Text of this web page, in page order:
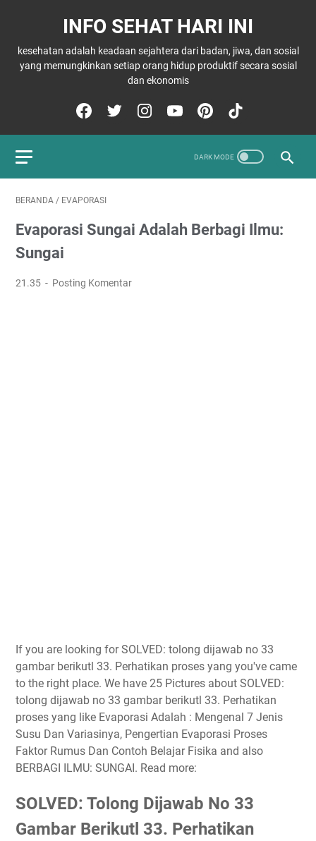
INFO SEHAT HARI INI
kesehatan adalah keadaan sejahtera dari badan, jiwa, dan sosial
yang memungkinkan setiap orang hidup produktif secara sosial
dan ekonomis
BERANDA / EVAPORASI
Evaporasi Sungai Adalah Berbagi Ilmu:
Sungai
21.35 Posting Komentar
If you are looking for SOLVED: tolong dijawab no 33
gambar berikutl 33. Perhatikan proses yang you've came
to the right place. We have 25 Pictures about SOLVED:
tolong dijawab no 33 gambar berikutl 33. Perhatikan
proses yang like Evaporasi Adalah : Mengenal 7 Jenis
Susu Dan Variasinya, Pengertian Evaporasi Proses
Faktor Rumus Dan Contoh Belajar Fisika and also
BERBAGI ILMU: SUNGAI. Read more:
SOLVED: Tolong Dijawab No 33
Gambar Berikutl 33. Perhatikan